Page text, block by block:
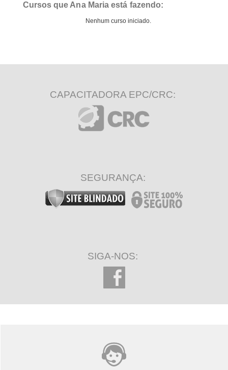
Cursos que Ana Maria está fazendo:
Nenhum curso iniciado.
CAPACITADORA EPC/CRC:
SEGURANÇA:
SIGA-NOS: